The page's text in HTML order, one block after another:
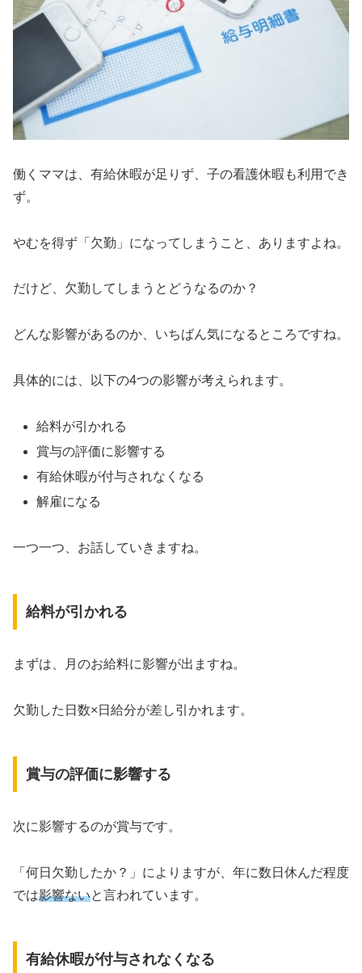
働くママは、有給休暇が足りず、子の看護休暇も利用でき
ず。
やむを得ず「欠勤」になってしまうこと、ありますよね。
だけど、欠勤してしまうとどうなるのか？
どんな影響があるのか、いちばん気になるところですね。
具体的には、以下の4つの影響が考えられます。
給料が引かれる
賞与の評価に影響する
有給休暇が付与されなくなる
解雇になる
一つ一つ、お話していきますね。
給料が引かれる
まずは、月のお給料に影響が出ますね。
欠勤した日数×日給分が差し引かれます。
賞与の評価に影響する
次に影響するのが賞与です。
「何日欠勤したか？」によりますが、年に数日休んだ程度
では影響ないと言われています。
有給休暇が付与されなくなる